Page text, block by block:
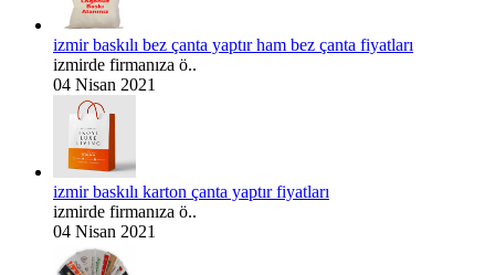
izmir baskılı bez çanta yaptır ham bez çanta fiyatları
izmirde firmanıza ö..
04 Nisan 2021
izmir baskılı karton çanta yaptır fiyatları
izmirde firmanıza ö..
04 Nisan 2021